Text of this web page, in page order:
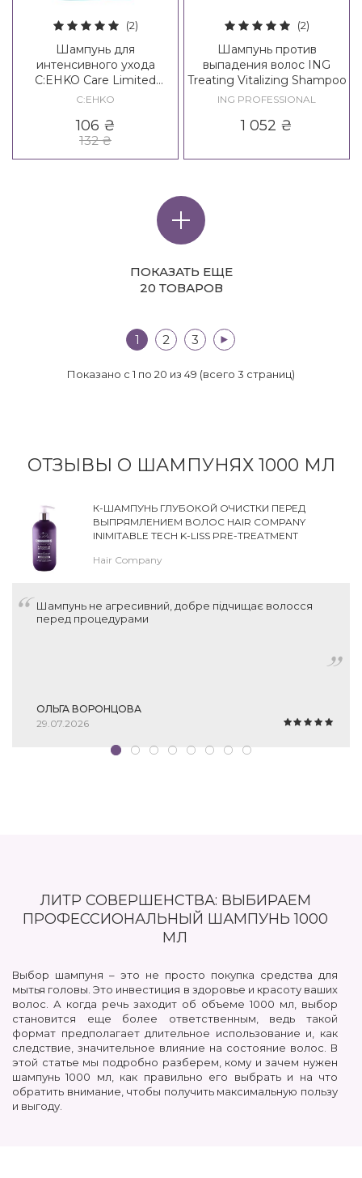
(2)
Шампунь для
интенсивного ухода
C:EHKO Care Limited
Edition Intense Care
C:EHKO
106 ₴
132₴
(2)
Шампунь против
выпадения волос ING
Treating Vitalizing Shampoo
ING PROFESSIONAL
1 052 ₴
ПОКАЗАТЬ ЕЩЕ
20 ТОВАРОВ
1 2 3 >|
Показано с 1 по 20 из 49 (всего 3 страниц)
ОТЗЫВЫ О ШАМПУНЯХ 1000 МЛ
К-ШАМПУНЬ ГЛУБОКОЙ ОЧИСТКИ ПЕРЕД
ВЫПРЯМЛЕНИЕМ ВОЛОС HAIR COMPANY
INIMITABLE TECH K-LISS PRE-TREATMENT
Hair Company
Шампунь не агресивний, добре підчищає волосся
перед процедурами
ОЛЬГА ВОРОНЦОВА
29.07.2026
ЛИТР СОВЕРШЕНСТВА: ВЫБИРАЕМ
ПРОФЕССИОНАЛЬНЫЙ ШАМПУНЬ 1000
МЛ
Выбор шампуня – это не просто покупка средства для
мытья головы. Это инвестиция в здоровье и красоту ваших
волос. А когда речь заходит об объеме 1000 мл, выбор
становится еще более ответственным, ведь такой
формат предполагает длительное использование и, как
следствие, значительное влияние на состояние волос. В
этой статье мы подробно разберем, кому и зачем нужен
шампунь 1000 мл, как правильно его выбрать и на что
обратить внимание, чтобы получить максимальную пользу
и выгоду.